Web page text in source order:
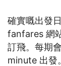
確實嘅出發
fanfares 網
訂飛。每期
minute 出發。